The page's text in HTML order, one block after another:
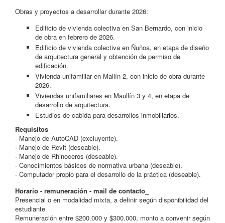
Obras y proyectos a desarrollar durante 2026:
Edificio de vivienda colectiva en San Bernardo, con inicio
de obra en febrero de 2026.
Edificio de vivienda colectiva en Ñuñoa, en etapa de diseño
de arquitectura general y obtención de permiso de
edificación.
Vivienda unifamiliar en Mallín 2, con inicio de obra durante
2026.
Viviendas unifamiliares en Maullín 3 y 4, en etapa de
desarrollo de arquitectura.
Estudios de cabida para desarrollos inmobiliarios.
Requisitos_
- Manejo de AutoCAD (excluyente).
- Manejo de Revit (deseable).
- Manejo de Rhinoceros (deseable).
- Conocimientos básicos de normativa urbana (deseable).
- Computador propio para el desarrollo de la práctica (deseable).
Horario - remuneración - mail de contacto_
Presencial o en modalidad mixta, a definir según disponibilidad del
estudiante.
Remuneración entre $200.000 y $300.000, monto a convenir según